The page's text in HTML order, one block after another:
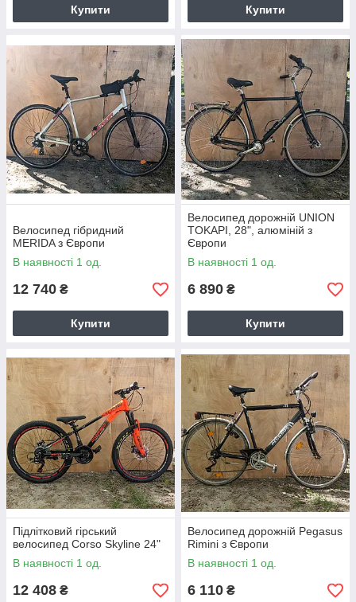
Купити Купити
Велосипед гібридний
MERIDA з Європи
В наявності 1 од.
12 740 ₴
Купити
Велосипед дорожній UNION
TOKAPI, 28", алюміній з
Європи
В наявності 1 од.
6 890 ₴
Купити
Підлітковий гірський
велосипед Corso Skyline 24"
В наявності 1 од.
12 408 ₴
Велосипед дорожній Pegasus
Rimini з Європи
В наявності 1 од.
6 110 ₴